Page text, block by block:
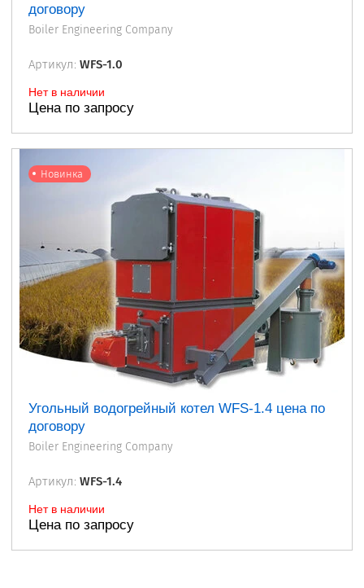
договору
Boiler Engineering Company
Артикул: WFS-1.0
Нет в наличии
Цена по запросу
Новинка
Угольный водогрейный котел WFS-1.4 цена по
договору
Boiler Engineering Company
Артикул: WFS-1.4
Нет в наличии
Цена по запросу